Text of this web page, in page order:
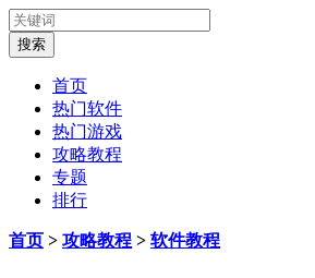
首页
热门软件
热门游戏
攻略教程
专题
排行
首页 > 攻略教程 > 软件教程